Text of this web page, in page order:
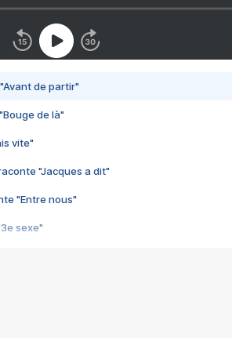
de partir"
de là"
vite"
"Jacques a dit"
"Entre nous"
sexe"